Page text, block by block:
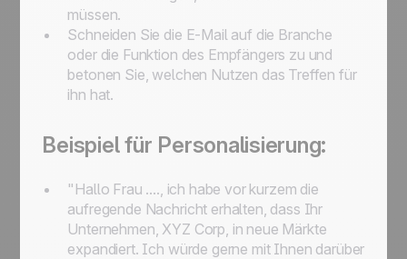
müssen.
Schneiden Sie die E-Mail auf die Branche
oder die Funktion des Empfängers zu und
betonen Sie, welchen Nutzen das Treffen für
ihn hat.
Beispiel für Personalisierung:
"Hallo Frau ...., ich habe vor kurzem die
aufregende Nachricht erhalten, dass Ihr
Unternehmen, XYZ Corp, in neue Märkte
expandiert. Ich würde gerne mit Ihnen darüber